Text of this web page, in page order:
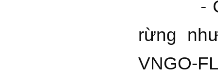
- Các
rừng
VNGO-